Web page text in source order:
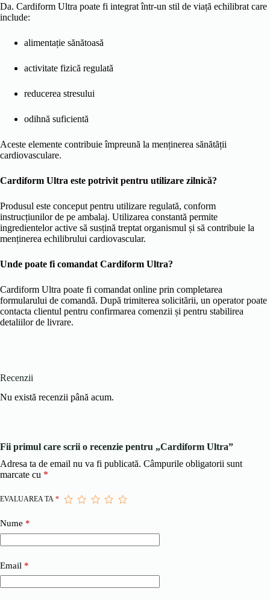
Da. Cardiform Ultra poate fi integrat într-un stil de viață echilibrat care
include:
alimentație sănătoasă
activitate fizică regulată
reducerea stresului
odihnă suficientă
Aceste elemente contribuie împreună la menținerea sănătății
cardiovasculare.
Cardiform Ultra este potrivit pentru utilizare zilnică?
Produsul este conceput pentru utilizare regulată, conform
instrucțiunilor de pe ambalaj. Utilizarea constantă permite
ingredientelor active să susțină treptat organismul și să contribuie la
menținerea echilibrului cardiovascular.
Unde poate fi comandat Cardiform Ultra?
Cardiform Ultra poate fi comandat online prin completarea
formularului de comandă. După trimiterea solicitării, un operator poate
contacta clientul pentru confirmarea comenzii și pentru stabilirea
detaliilor de livrare.
Recenzii
Nu există recenzii până acum.
Fii primul care scrii o recenzie pentru „Cardiform Ultra”
Adresa ta de email nu va fi publicată. Câmpurile obligatorii sunt
marcate cu *
EVALUAREA TA *
Nume *
Email *